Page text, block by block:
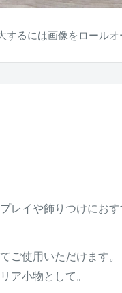
するには画像をロールオ
レイや飾りつけにお
ご使用いただけます。
ア小物として。